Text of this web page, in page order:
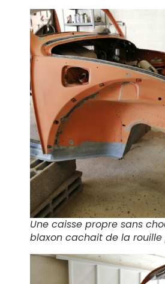
Une caisse propre sans
blaxon cachait de la rouille